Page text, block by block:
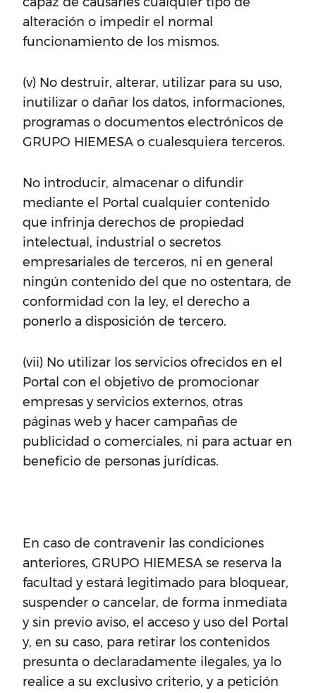
alteración o impedir el normal
funcionamiento de los mismos.
(v) No destruir, alterar, utilizar para su uso,
inutilizar o dañar los datos, informaciones,
programas o documentos electrónicos de
GRUPO HIEMESA o cualesquiera terceros.
No introducir, almacenar o difundir
mediante el Portal cualquier contenido
que infrinja derechos de propiedad
intelectual, industrial o secretos
empresariales de terceros, ni en general
ningún contenido del que no ostentara, de
conformidad con la ley, el derecho a
ponerlo a disposición de tercero.
(vii) No utilizar los servicios ofrecidos en el
Portal con el objetivo de promocionar
empresas y servicios externos, otras
páginas web y hacer campañas de
publicidad o comerciales, ni para actuar en
beneficio de personas jurídicas.
En caso de contravenir las condiciones
anteriores, GRUPO HIEMESA se reserva la
facultad y estará legitimado para bloquear,
suspender o cancelar, de forma inmediata
y sin previo aviso, el acceso y uso del Portal
y, en su caso, para retirar los contenidos
presunta o declaradamente ilegales, ya lo
realice a su exclusivo criterio, y a petición